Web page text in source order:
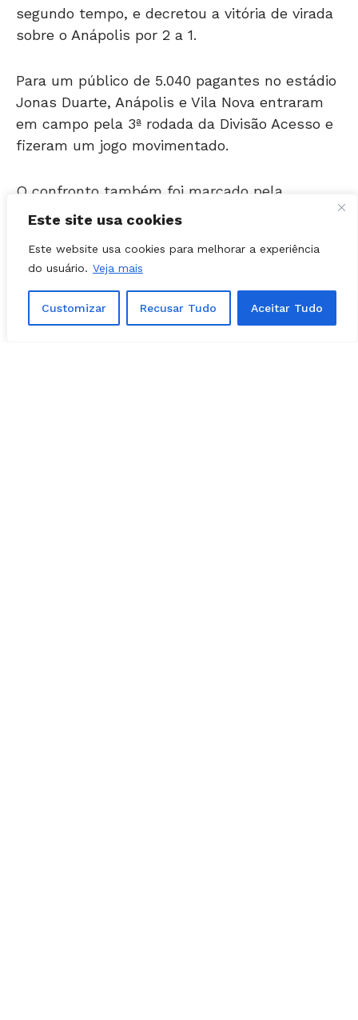
Este site usa cookies
Este website usa cookies para melhorar a experiência
do usuário. Veja mais
Customizar Recusar Tudo Aceitar Tudo
sobre o Anápolis por 2 a 1.
Jonas Duarte, Anápolis e Vila Nova entraram
em campo pela 3ª rodada da Divisão Acesso e
fizeram um jogo movimentado.
coincidência. Os dois treinadores faziam suas
Tigrão.